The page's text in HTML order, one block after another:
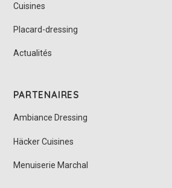
Cuisines
Placard-dressing
Actualités
PARTENAIRES
Ambiance Dressing
Häcker Cuisines
Menuiserie Marchal